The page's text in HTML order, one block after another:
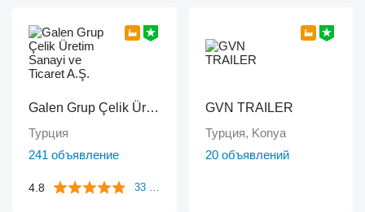
Galen Grup Çelik Üretim Sanayi ve Ticaret A.Ş.
Турция
241 объявление
4.8 33 отзыва
GVN TRAILER
Турция, Konya
20 объявлений